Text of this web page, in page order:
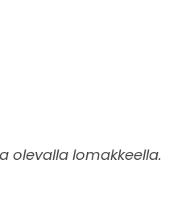
olevalla lomakkeella.